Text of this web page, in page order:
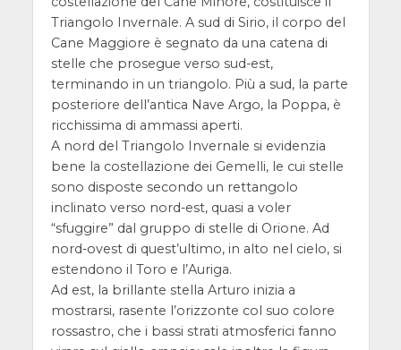
Triangolo Invernale. A sud di Sirio, il corpo del
Cane Maggiore è segnato da una catena di
stelle che prosegue verso sud-est,
terminando in un triangolo. Più a sud, la parte
posteriore dell’antica Nave Argo, la Poppa, è
ricchissima di ammassi aperti.
A nord del Triangolo Invernale si evidenzia
bene la costellazione dei Gemelli, le cui stelle
sono disposte secondo un rettangolo
inclinato verso nord-est, quasi a voler
“sfuggire” dal gruppo di stelle di Orione. Ad
nord-ovest di quest’ultimo, in alto nel cielo, si
estendono il Toro e l’Auriga.
Ad est, la brillante stella Arturo inizia a
mostrarsi, rasente l’orizzonte col suo colore
rossastro, che i bassi strati atmosferici fanno